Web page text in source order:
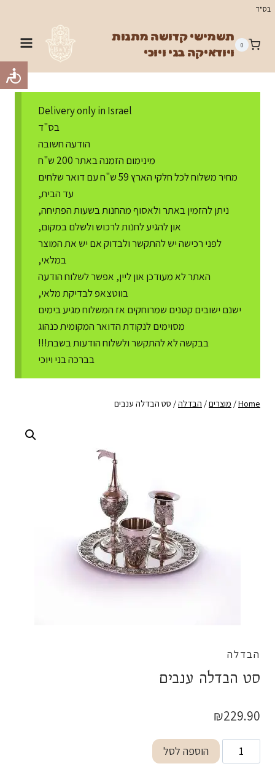
Skip
content
בס"ד
0
תשמישי קדושה מתנות
ויודאיקה בני ויוכי
Delivery only in Israel
בס"ד
הודעה חשובה
מינימום הזמנה באתר 200 ש"ח
מחיר משלוח לכל חלקי הארץ 59 ש"ח עם דואר שלחים
עד הבית,
ניתן להזמין באתר ולאסוף מהחנות בשעות הפתיחה,
און להגיע לחנות לרכוש ולשלם במקום,
לפני רכישה יש להתקשר ולבדוק אם יש את המוצר
במלאי,
האתר לא מעודכן און ליין, אפשר לשלוח הודעה
בווטצאפ לבדיקת מלאי,
ישנם ישובים קטנים שמרוחקים אז המשלוח מגיע בימים
מסוימים לנקודת הדואר המקומית כנהוג
בבקשה לא להתקשר ולשלוח הודעות בשבת!!!
בברכה בני ויוכי
Home
/ מוצרים/ הבדלה/ סט הבדלה ענבים
הבדלה
סט הבדלה ענבים
₪229.90
כמות
של
הוספה לסל